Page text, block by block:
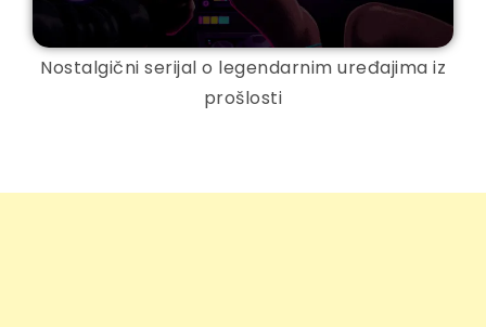
Nostalgični serijal o legendarnim uređajima iz
prošlosti